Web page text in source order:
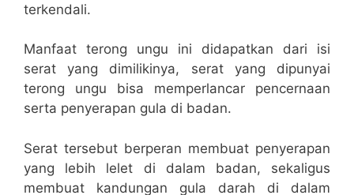
terkendali.
Manfaat terong ungu ini didapatkan dari isi
serat yang dimilikinya, serat yang dipunyai
terong ungu bisa memperlancar pencernaan
serta penyerapan gula di badan.
Serat tersebut berperan membuat penyerapan
yang lebih lelet di dalam badan, sekaligus
membuat kandungan gula darah di dalam